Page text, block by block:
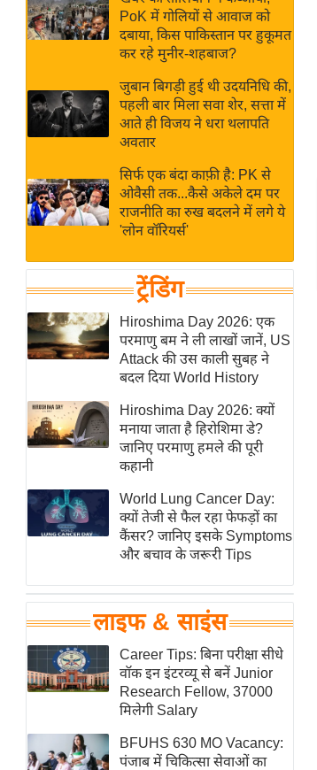
Hindi
Hindi
Videos
बजट
IPL
2026
ई-पेपर
मिसाल बेमिसाल
शख्सियत
यंग इंडिया
साहित्य जगत
ऑटो वर्ल्ड
न्यूज ब्रीफ
मनोरंजन जगत
बॉलीवुड
हॉलीवुड
फिल्म समीक्षा
News
लाइफस्टाइल
टेक्नॉलॉजी
ब्यूटी/फैशन
घरेलू नुस्खे
पर्यटन स्थल
फिटनेस मंत्रा
रिलेशनशिप
विश्लेषण
PoK में गोलियों से आवाज को
दबाया, किस पाकिस्तान पर हुकूमत
कर रहे मुनीर-शहबाज?
जुबान बिगड़ी हुई थी उदयनिधि की,
पहली बार मिला सवा शेर, सत्ता में
आते ही विजय ने धरा थलापति
अवतार
सिर्फ एक बंदा काफ़ी है: PK से
ओवैसी तक...कैसे अकेले दम पर
राजनीति का रुख बदलने में लगे ये
'लोन वॉरियर्स'
ट्रेंडिंग
Hiroshima Day 2026: एक
परमाणु बम ने ली लाखों जानें, US
Attack की उस काली सुबह ने
बदल दिया World History
Hiroshima Day 2026: क्यों
मनाया जाता है हिरोशिमा डे?
जानिए परमाणु हमले की पूरी
कहानी
World Lung Cancer Day:
क्यों तेजी से फैल रहा फेफड़ों का
कैंसर? जानिए इसके Symptoms
और बचाव के जरूरी Tips
लाइफ & साइंस
Career Tips: बिना परीक्षा सीधे
वॉक इन इंटरव्यू से बनें Junior
Research Fellow, 37000
मिलेगी Salary
BFUHS 630 MO Vacancy:
पंजाब में चिकित्सा सेवाओं का